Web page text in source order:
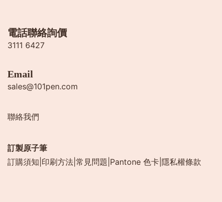
電話聯絡詢價
3111 6427
Email
sales@101pen.com
聯絡我們
訂製原子筆
訂購須知 印刷方法 常見問題 Pantone 色卡 隱私權條款